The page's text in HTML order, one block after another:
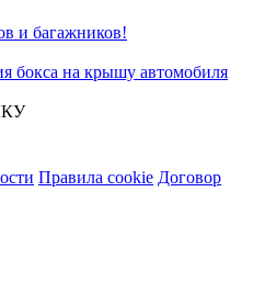
и багажников!
бокса на крышу автомобиля
Правила cookie Договор